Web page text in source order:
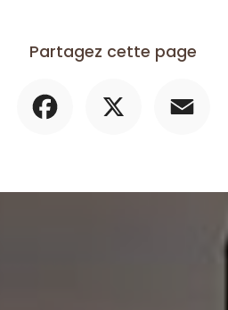
Partagez cette page